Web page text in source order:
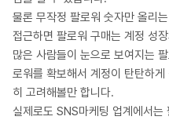
물론 무작정 팔로워 숫자만 올리
접근하면 팔로워 구매는 계정 성
많은 사람들이 눈으로 보여지는
로워를 확보해서 계정이 탄탄하
히 고려해볼만 합니다.
실제로도 SNS마케팅 업계에서